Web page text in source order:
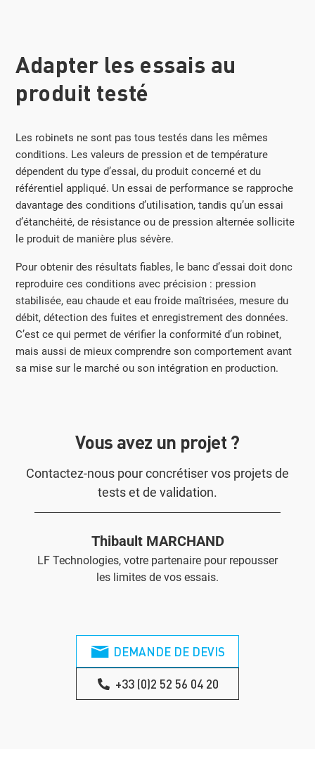
Adapter les essais au
produit testé
Les robinets ne sont pas tous testés dans les mêmes
conditions. Les valeurs de pression et de température
dépendent du type d’essai, du produit concerné et du
référentiel appliqué. Un essai de performance se rapproche
davantage des conditions d’utilisation, tandis qu’un essai
d’étanchéité, de résistance ou de pression alternée sollicite
le produit de manière plus sévère.
Pour obtenir des résultats fiables, le banc d’essai doit donc
reproduire ces conditions avec précision : pression
stabilisée, eau chaude et eau froide maîtrisées, mesure du
débit, détection des fuites et enregistrement des données.
C’est ce qui permet de vérifier la conformité d’un robinet,
mais aussi de mieux comprendre son comportement avant
sa mise sur le marché ou son intégration en production.
Vous avez un projet ?
Contactez-nous pour concrétiser vos projets de
tests et de validation.
Thibault MARCHAND
LF Technologies, votre partenaire pour repousser
les limites de vos essais.
DEMANDE DE DEVIS
+33 (0)2 52 56 04 20